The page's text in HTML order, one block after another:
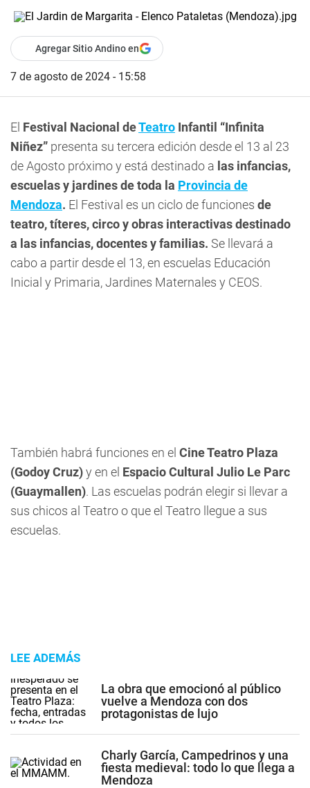
Agregar Sitio Andino en
7 de agosto de 2024 - 15:58
El Festival Nacional deTeatro Infantil “Infinita
Niñez” presenta su tercera edición desde el 13 al 23
de Agosto próximo y está destinado a las infancias,
escuelas y jardines de toda la Provincia de
Mendoza. El Festival es un ciclo de funciones de
teatro, títeres, circo y obras interactivas destinado
a las infancias, docentes y familias. Se llevará a
cabo a partir desde el 13, en escuelas Educación
Inicial y Primaria, Jardines Maternales y CEOS.
También habrá funciones en el Cine Teatro Plaza
(Godoy Cruz)y en el Espacio Cultural Julio Le Parc
(Guaymallen). Las escuelas podrán elegir si llevar a
sus chicos al Teatro o que el Teatro llegue a sus
escuelas.
LEE ADEMÁS
La obra que emocionó al público
vuelve a Mendoza con dos
protagonistas de lujo
Charly García, Campedrinos y una
fiesta medieval: todo lo que llega a
Mendoza